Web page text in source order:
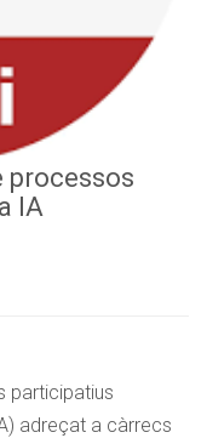
processos
IA
participatius
adreçat a càrrecs